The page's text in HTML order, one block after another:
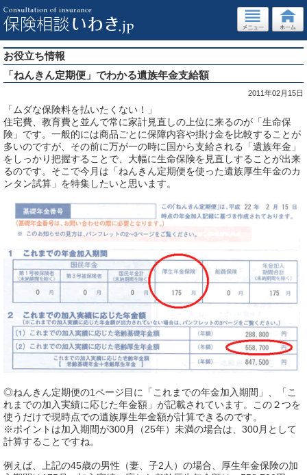
お役立ち情報
「ねんきん定期便」でわかる遺族年金支給額
2011年02月15日
「ムダな保険料を払いたくない！」
住宅費、教育費と並んで常に家計見直しの上位に来るのが「生命保
険」です。一般的には商品ごとに保障内容や掛け金を比較することが
多いのですが、その前に万が一の時に国から支給される「遺族年金」
をしっかり把握することで、大幅に生命保険を見直しすることが出来
るのです。そこで今月は「ねんきん定期便を使った遺族厚生年金のカ
ンタン試算」を特集したいと思います。
◎ねんきん定期便の1ページ目に「これまでの年金加入期間」、「こ
れまでの加入実績に応じた年金額」が記載されています。この２つを
使うだけで現時点での遺族厚生年金額が計算できるのです。
※ポイントは加入期間が300月（25年）未満の場合は、300月として
計算することですね。
例えば、上記の45歳の男性（妻、子2人）の場合、厚生年金保険の加